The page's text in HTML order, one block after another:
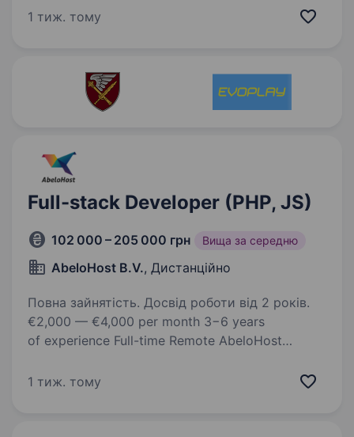
і де тебе оточують професіонали своєї справи.
1 тиж. тому
Full-stack Developer (PHP, JS)
102 000 – 205 000 грн Вища за середню
AbeloHost B.V., Дистанційно
Повна зайнятість. Досвід роботи від 2 років.
€2,000 — €4,000 per month 3−6 years
of experience Full-time Remote AbeloHost
2012, our team of experts has been providing
1 тиж. тому